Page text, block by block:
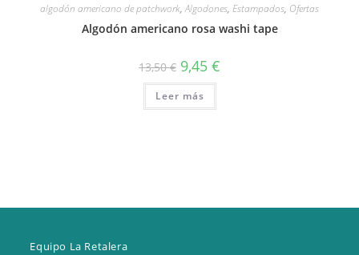
algodón americano de patchwork,Algodones, Estampados, Ofertas
Algodón americano rosa washi tape
13,50€ El
precio
original
era:
13,50 €.
9,45 €
Leer más
Equipo La Retalera